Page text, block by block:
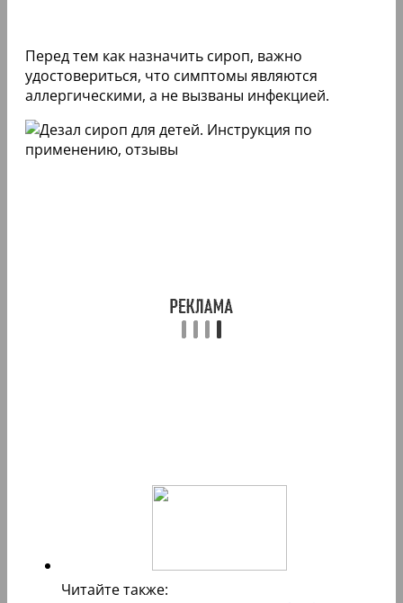
Перед тем как назначить сироп, важно
удостовериться, что симптомы являются
аллергическими, а не вызваны инфекцией.
Читайте также: